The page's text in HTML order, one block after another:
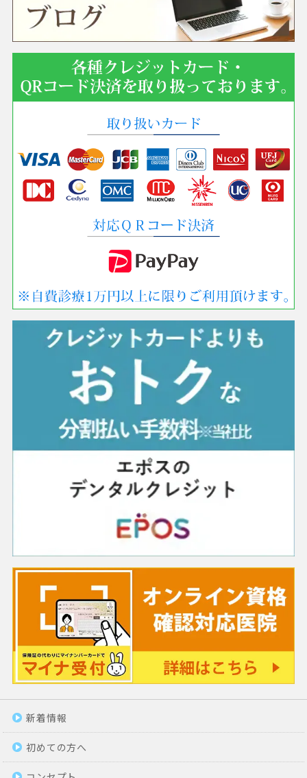
新着情報
初めての方へ